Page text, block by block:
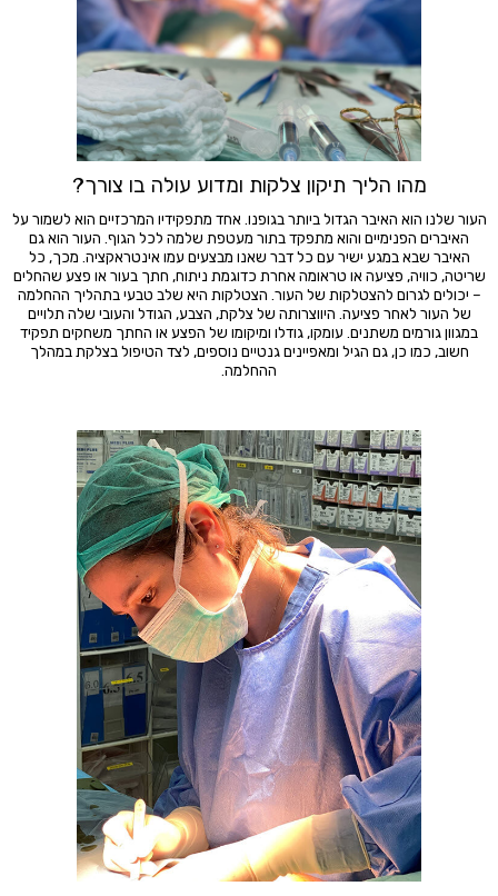
מהו הליך תיקון צלקות ומדוע עולה בו צורך?
העור שלנו הוא האיבר הגדול ביותר בגופנו. אחד מתפקידיו המרכזיים הוא לשמור על
האיברים הפנימיים והוא מתפקד בתור מעטפת שלמה לכל הגוף. העור הוא גם
האיבר שבא במגע ישיר עם כל דבר שאנו מבצעים עמו אינטראקציה. מכך, כל
שריטה, כוויה, פציעה או טראומה אחרת כדוגמת ניתוח, חתך בעור או פצע שהחלים
– יכולים לגרום להצטלקות של העור. הצטלקות היא שלב טבעי בתהליך ההחלמה
של העור לאחר פציעה. היווצרותה של צלקת, הצבע, הגודל והעובי שלה תלויים
במגוון גורמים משתנים. עומקו, גודלו ומיקומו של הפצע או החתך משחקים תפקיד
חשוב, כמו כן, גם הגיל ומאפיינים גנטיים נוספים, לצד הטיפול בצלקת במהלך
ההחלמה.